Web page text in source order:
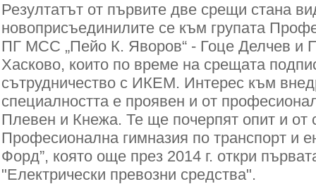
Резултатът от първите две срещи стана
новоприсъединилите се към групата
ПГ МСС „Пейо К. Яворов“ - Гоце Делчев и
Хасково, които по време на срещата
сътрудничество с ИКЕМ. Интерес към
специалността е проявен и от
Плевен и Кнежа. Те ще почерпят опит и от
Професионална гимназия по транспорт и
Форд”, която още през 2014 г. откри
"Електрически превозни средства".